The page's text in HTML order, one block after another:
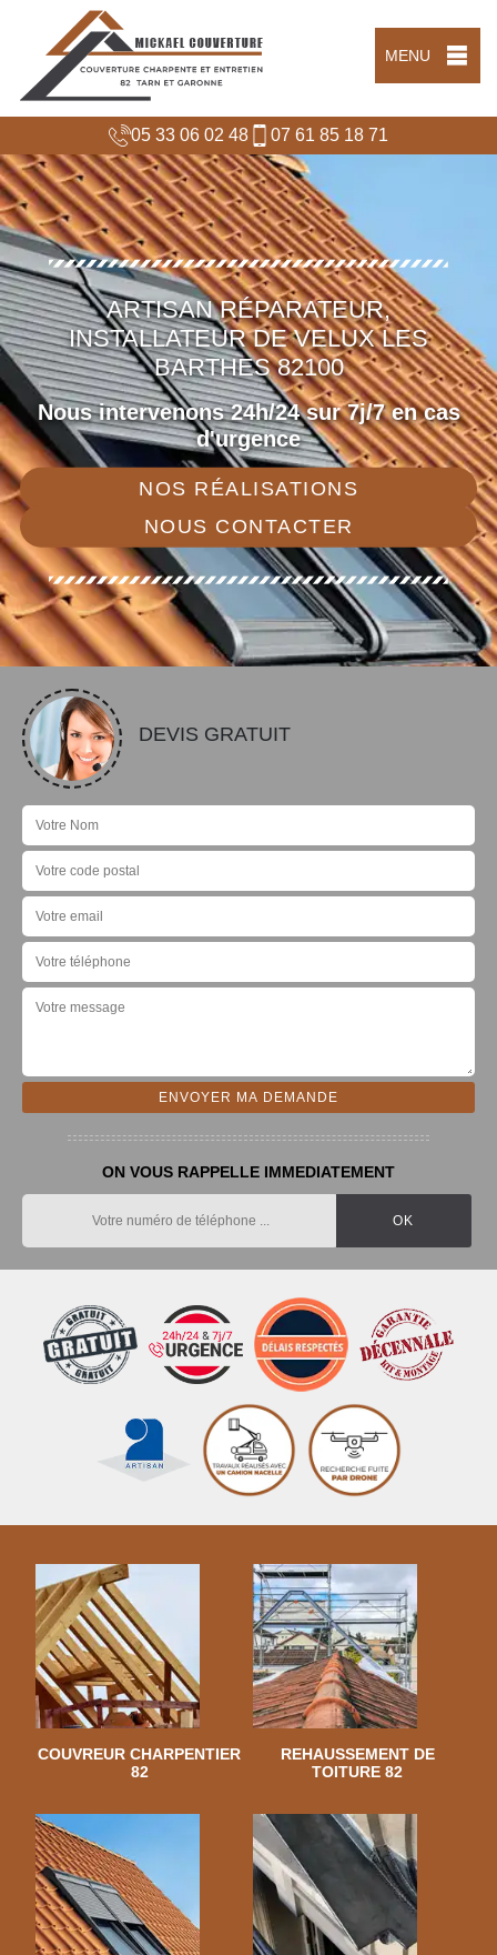
MENU
05 33 06 02 48 07 61 85 18 71
ARTISAN RÉPARATEUR,
INSTALLATEUR DE VELUX LES
BARTHES 82100
Nous intervenons 24h/24 sur 7j/7 en cas
d'urgence
NOS RÉALISATIONS
NOUS CONTACTER
DEVIS GRATUIT
ON VOUS RAPPELLE IMMEDIATEMENT
COUVREUR CHARPENTIER
82
REHAUSSEMENT DE
TOITURE 82